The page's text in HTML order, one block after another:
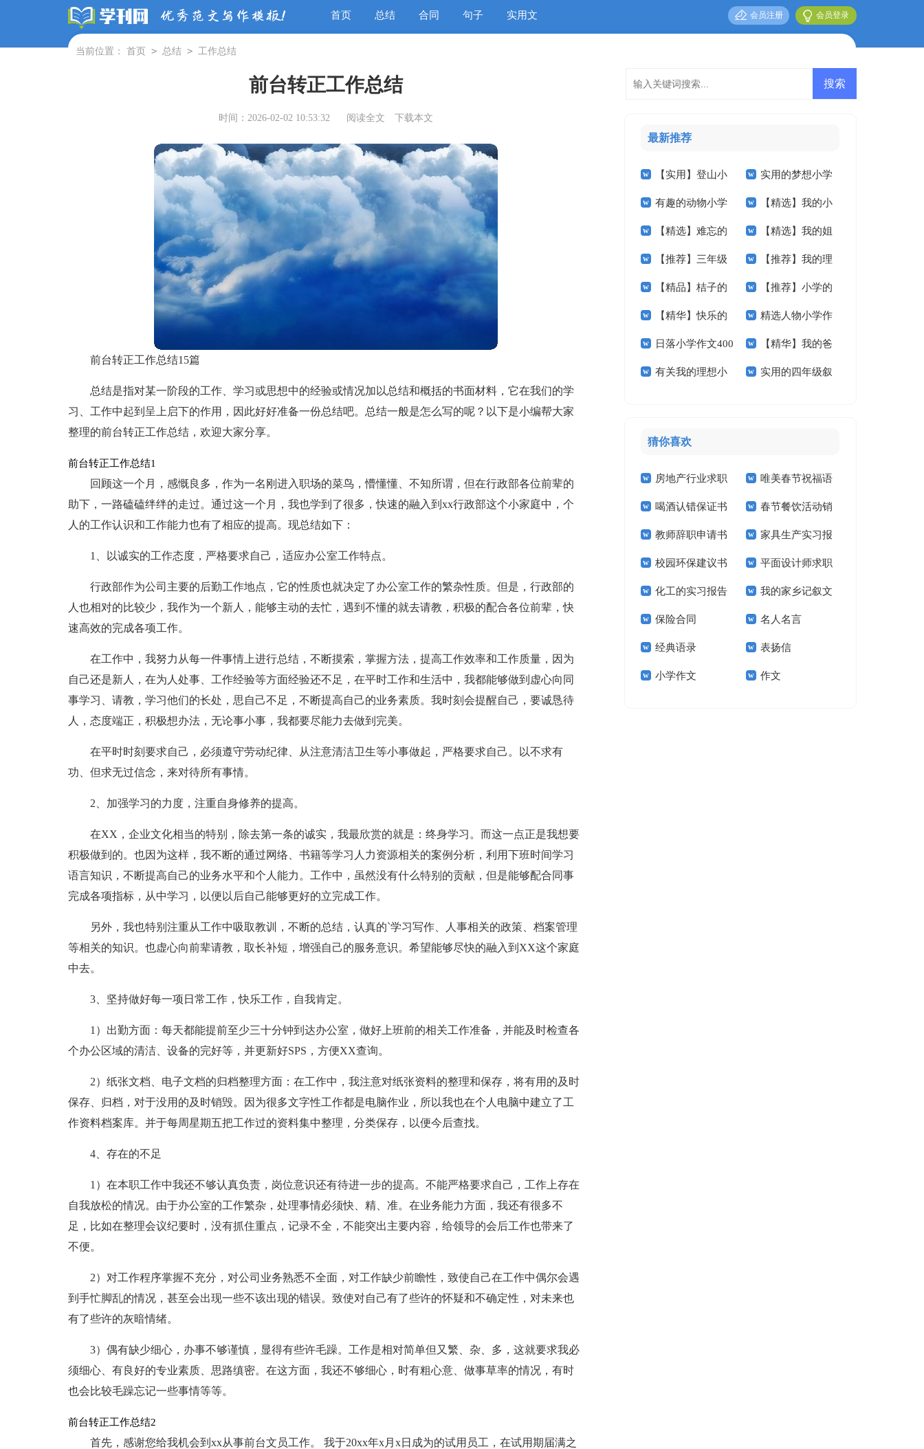
首页 总结 合同 句子 实用文 会员登录
会员注册
当前位置： 首页 > 总结 > 工作总结
前台转正工作总结
时间：2026-02-02 10:53:32 阅读全文 下载本文
前台转正工作总结15篇
总结是指对某一阶段的工作、学习或思想中的经验或情况加以总结和概括的书面材料，它在我们的学
习、工作中起到呈上启下的作用，因此好好准备一份总结吧。总结一般是怎么写的呢？以下是小编帮大家
整理的前台转正工作总结，欢迎大家分享。
前台转正工作总结1
回顾这一个月，感慨良多，作为一名刚进入职场的菜鸟，懵懂懂、不知所谓，但在行政部各位前辈的
助下，一路磕磕绊绊的走过。通过这一个月，我也学到了很多，快速的融入到xx行政部这个小家庭中，个
人的工作认识和工作能力也有了相应的提高。现总结如下：
1、以诚实的工作态度，严格要求自己，适应办公室工作特点。
行政部作为公司主要的后勤工作地点，它的性质也就决定了办公室工作的繁杂性质。但是，行政部的
人也相对的比较少，我作为一个新人，能够主动的去忙，遇到不懂的就去请教，积极的配合各位前辈，快
速高效的完成各项工作。
在工作中，我努力从每一件事情上进行总结，不断摸索，掌握方法，提高工作效率和工作质量，因为
自己还是新人，在为人处事、工作经验等方面经验还不足，在平时工作和生活中，我都能够做到虚心向同
事学习、请教，学习他们的长处，思自己不足，不断提高自己的业务素质。我时刻会提醒自己，要诚恳待
人，态度端正，积极想办法，无论事小事，我都要尽能力去做到完美。
在平时时刻要求自己，必须遵守劳动纪律、从注意清洁卫生等小事做起，严格要求自己。以不求有
功、但求无过信念，来对待所有事情。
2、加强学习的力度，注重自身修养的提高。
在XX，企业文化相当的特别，除去第一条的诚实，我最欣赏的就是：终身学习。而这一点正是我想要
积极做到的。也因为这样，我不断的通过网络、书籍等学习人力资源相关的案例分析，利用下班时间学习
语言知识，不断提高自己的业务水平和个人能力。工作中，虽然没有什么特别的贡献，但是能够配合同事
完成各项指标，从中学习，以便以后自己能够更好的立完成工作。
另外，我也特别注重从工作中吸取教训，不断的总结，认真的`学习写作、人事相关的政策、档案管理
等相关的知识。也虚心向前辈请教，取长补短，增强自己的服务意识。希望能够尽快的融入到XX这个家庭
中去。
3、坚持做好每一项日常工作，快乐工作，自我肯定。
1）出勤方面：每天都能提前至少三十分钟到达办公室，做好上班前的相关工作准备，并能及时检查各
个办公区域的清洁、设备的完好等，并更新好SPS，方便XX查询。
2）纸张文档、电子文档的归档整理方面：在工作中，我注意对纸张资料的整理和保存，将有用的及时
保存、归档，对于没用的及时销毁。因为很多文字性工作都是电脑作业，所以我也在个人电脑中建立了工
作资料档案库。并于每周星期五把工作过的资料集中整理，分类保存，以便今后查找。
4、存在的不足
1）在本职工作中我还不够认真负责，岗位意识还有待进一步的提高。不能严格要求自己，工作上存在
自我放松的情况。由于办公室的工作繁杂，处理事情必须快、精、准。在业务能力方面，我还有很多不
足，比如在整理会议纪要时，没有抓住重点，记录不全，不能突出主要内容，给领导的会后工作也带来了
不便。
2）对工作程序掌握不充分，对公司业务熟悉不全面，对工作缺少前瞻性，致使自己在工作中偶尔会遇
到手忙脚乱的情况，甚至会出现一些不该出现的错误。致使对自己有了些许的怀疑和不确定性，对未来也
有了些许的灰暗情绪。
3）偶有缺少细心，办事不够谨慎，显得有些许毛躁。工作是相对简单但又繁、杂、多，这就要求我必
须细心、有良好的专业素质、思路缜密。在这方面，我还不够细心，时有粗心意、做事草率的情况，有时
也会比较毛躁忘记一些事情等等。
前台转正工作总结2
首先，感谢您给我机会到xx从事前台文员工作。 我于20xx年x月x日成为的试用员工，在试用期届满之
最新推荐
【实用】登山小
学作文锦集5篇
实用的梦想小学
作文400字四篇
有趣的动物小学
作文汇总5篇
【精选】我的小
学作文300字三篇
【精选】难忘的
小学作文300字3篇
【精选】我的姐
姐小学作文锦集5篇
【推荐】三年级
的作文300字汇总5
篇
【推荐】我的理
想小学作文6篇
【精品】桔子的
小学作文汇总五篇
【推荐】小学的
作文汇编5篇
【精华】快乐的
春节小学作文五篇
精选人物小学作
文300字9篇
日落小学作文400
字合集八篇
【精华】我的爸
爸小学作文五篇
有关我的理想小 实用的四年级叙
猜你喜欢
房地产行业求职
信
唯美春节祝福语
喝酒认错保证书 春节餐饮活动销
售工作计划
教师辞职申请书 家具生产实习报
告
校园环保建议书 平面设计师求职
信14篇
化工的实习报告 我的家乡记叙文
15篇
保险合同 名人名言
经典语录 表扬信
小学作文 作文